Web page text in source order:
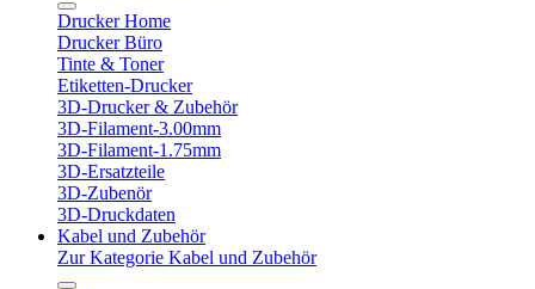
Drucker Home
Drucker Büro
Tinte & Toner
Etiketten-Drucker
3D-Drucker & Zubehör
3D-Filament-3.00mm
3D-Filament-1.75mm
3D-Ersatzteile
3D-Zubenör
3D-Druckdaten
Kabel und Zubehör
Zur Kategorie Kabel und Zubehör